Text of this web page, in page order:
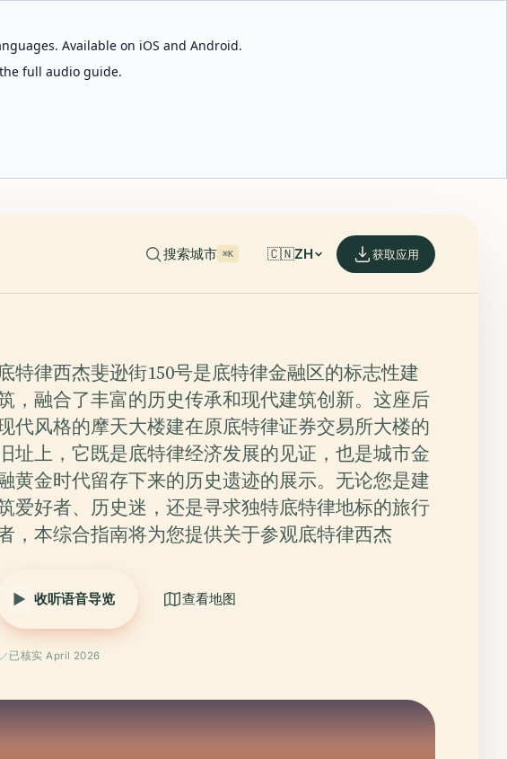
Available on iOS and Android.
full audio guide.
搜索城市 ⌘K 🇨🇳ZH 获取应用
特律西杰斐逊街150号是底特律金融区的标志性建
，融合了丰富的历史传承和现代建筑创新。这座后
代风格的摩天大楼建在原底特律证券交易所大楼的
址上，它既是底特律经济发展的见证，也是城市金
黄金时代留存下来的历史遗迹的展示。无论您是建
爱好者、历史迷，还是寻求独特底特律地标的旅行
，本综合指南将为您提供关于参观底特律西杰
收听语音导览 查看地图
已核实 April 2026